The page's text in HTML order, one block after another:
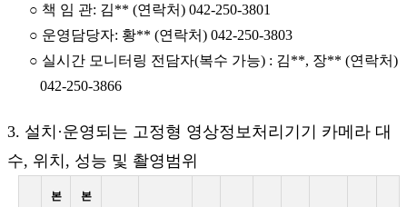
○ 책 임 관: 김** (연락처) 042-250-3801
○ 운영담당자: 황** (연락처) 042-250-3803
○ 실시간 모니터링 전담자(복수 가능) : 김**, 장** (연락처)
042-250-3866
3. 설치·운영되는 고정형 영상정보처리기기 카메라 대
수, 위치, 성능 및 촬영범위
본
본